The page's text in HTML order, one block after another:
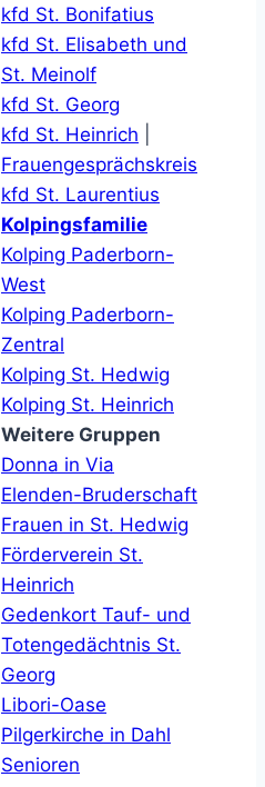
kfd St. Bonifatius
kfd St. Elisabeth und
St. Meinolf
kfd St. Georg
kfd St. Heinrich
Frauengesprächskreis
kfd St. Laurentius
Kolpingsfamilie
Kolping Paderborn-
West
Kolping Paderborn-
Zentral
Kolping St. Hedwig
Kolping St. Heinrich
Weitere Gruppen
Donna in Via
Elenden-Bruderschaft
Frauen in St. Hedwig
Förderverein St.
Heinrich
Gedenkort Tauf- und
Totengedächtnis St.
Georg
Libori-Oase
Pilgerkirche in Dahl
Senioren